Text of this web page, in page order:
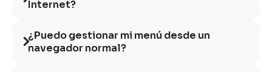
Internet?
¿Puedo gestionar mi menú desde un
navegador normal?